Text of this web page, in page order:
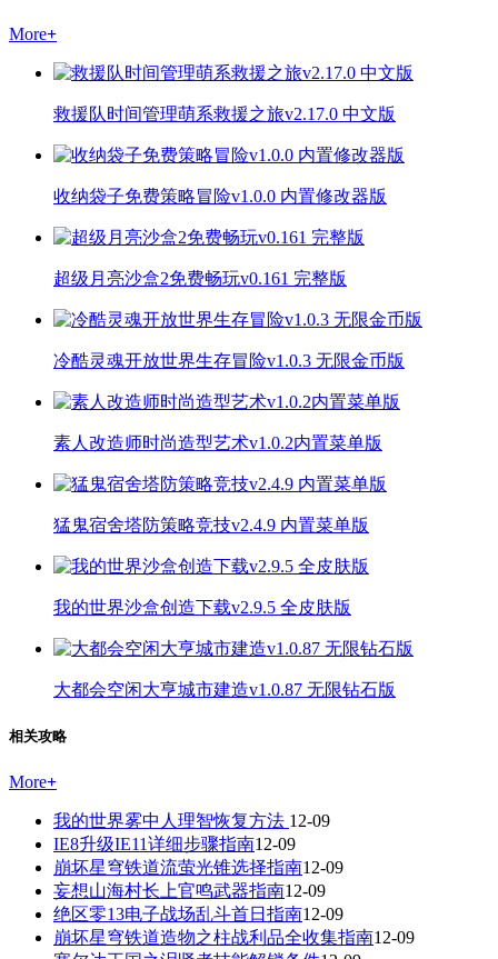
More+
救援队时间管理萌系救援之旅v2.17.0 中文版
收纳袋子免费策略冒险v1.0.0 内置修改器版
超级月亮沙盒2免费畅玩v0.161 完整版
冷酷灵魂开放世界生存冒险v1.0.3 无限金币版
素人改造师时尚造型艺术v1.0.2内置菜单版
猛鬼宿舍塔防策略竞技v2.4.9 内置菜单版
我的世界沙盒创造下载v2.9.5 全皮肤版
大都会空闲大亨城市建造v1.0.87 无限钻石版
相关攻略
More+
我的世界雾中人理智恢复方法 12-09
IE8升级IE11详细步骤指南12-09
崩坏星穹铁道流萤光锥选择指南12-09
妄想山海村长上官鸣武器指南12-09
绝区零13电子战场乱斗首日指南12-09
崩坏星穹铁道造物之柱战利品全收集指南12-09